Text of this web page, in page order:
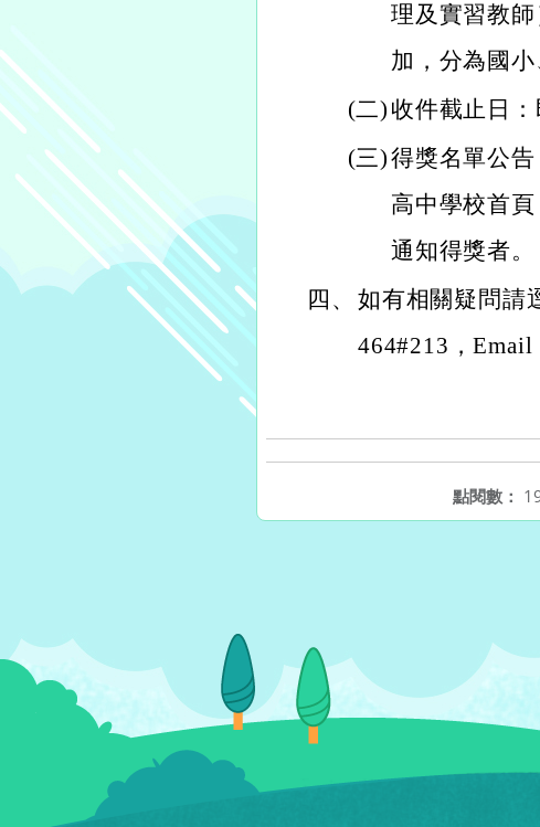
理及實習教
加，分為國小
(二) 收件截止日：
(三)得獎名單公
高中學校首
通知得獎者。
四、 如有相關疑問請
464#213，Email
點閱數：